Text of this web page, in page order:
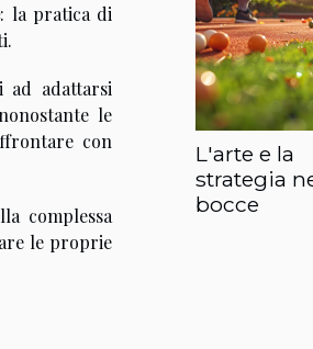
: la pratica di
adattarsi
le
con
complessa
le proprie
L'arte e la
strategia
bocce